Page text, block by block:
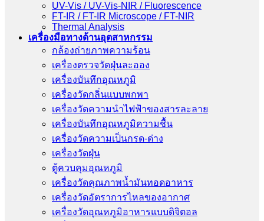
UV-Vis / UV-Vis-NIR / Fluorescence
FT-IR / FT-IR Microscope / FT-NIR
Thermal Analysis
เครื่องมือทางด้านอุตสาหกรรม
กล้องถ่ายภาพความร้อน
เครื่องตรวจวัดฝุ่นละออง
เครื่องบันทึกอุณหภูมิ
เครื่องวัดกลิ่นแบบพกพา
เครื่องวัดความนําไฟฟ้าของสารละลาย
เครื่องบันทึกอุณหภูมิความชื้น
เครื่องวัดความเป็นกรด-ด่าง
เครื่องวัดฝุ่น
ตู้ควบคุมอุณหภูมิ
เครื่องวัดคุณภาพน้ำมันทอดอาหาร
เครื่องวัดอัตราการไหลของอากาศ
เครื่องวัดอุณหภูมิอาหารแบบดิจิตอล